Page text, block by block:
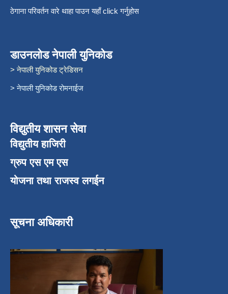
ठेगाना परिवर्तन वारे थाहा पाउन यहाँ click गर्नुहोस
डाउनलोड नेपाली युनिकोड
> नेपाली युनिकोड ट्रेडिसन
> नेपाली युनिकोड रोमनाईज
विद्युतीय शासन सेवा
विद्युतीय हाजिरी
ग्रुप एस एम एस
योजना तथा राजस्व लगईन
सूचना अधिकारी